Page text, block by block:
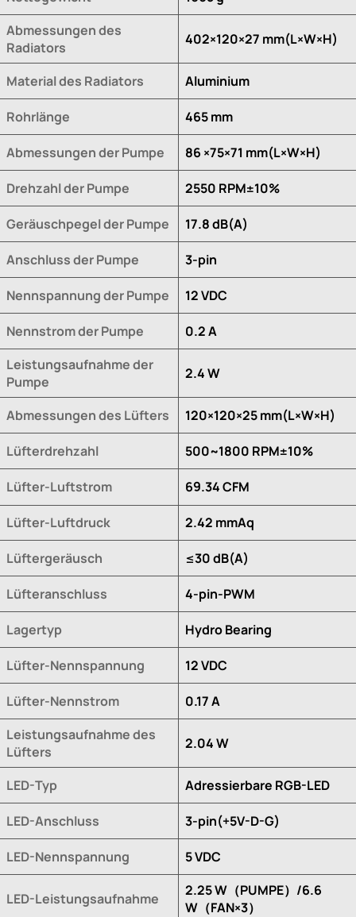
Abmessungen des
Radiators
402×120×27 mm(L×W×H)
Material des Radiators Aluminium
Rohrlänge 465 mm
Abmessungen der Pumpe 86 ×75×71 mm(L×W×H)
Drehzahl der Pumpe 2550 RPM±10%
Geräuschpegel der Pumpe 17.8 dB(A)
Anschluss der Pumpe 3-pin
Nennspannung der Pumpe 12 VDC
Nennstrom der Pumpe
0.2 A
Leistungsaufnahme der
Pumpe
2.4 W
Abmessungen des Lüfters 120×120×25 mm(L×W×H)
Lüfterdrehzahl 500~1800 RPM±10%
Lüfter-Luftstrom 69.34 CFM
Lüfter-Luftdruck 2.42 mmAq
Lüftergeräusch ≤30 dB(A)
Lüfteranschluss 4-pin-PWM
Lagertyp Hydro Bearing
Lüfter-Nennspannung 12 VDC
Lüfter-Nennstrom
0.17 A
Leistungsaufnahme des
Lüfters
2.04 W
LED-Typ Adressierbare RGB-LED
LED-Anschluss 3-pin(+5V-D-G)
LED-Nennspannung 5 VDC
LED-Leistungsaufnahme
2.25 W（PUMPE）/6.6
W（FAN×3）